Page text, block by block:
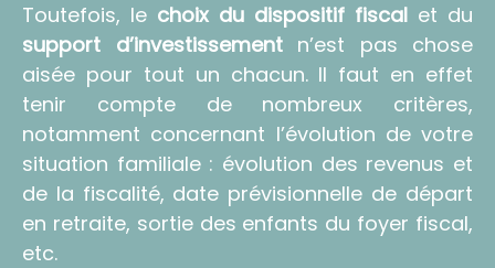
Toutefois, le choix du dispositif fiscal et du
support d’investissementn’est pas chose
aisée pour tout un chacun. Il faut en effet
tenir compte de nombreux critères,
notamment concernant l’évolution de votre
situation familiale : évolution des revenus et
de la fiscalité, date prévisionnelle de départ
en retraite, sortie des enfants du foyer fiscal,
etc.